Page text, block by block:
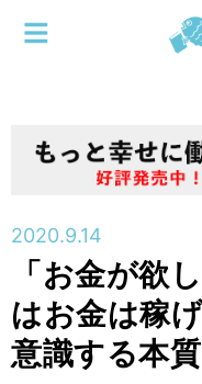
2020.9.14
「お金が欲
はお金は稼
意識する本